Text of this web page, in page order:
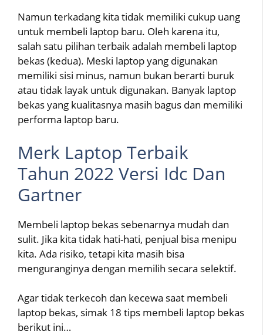
Namun terkadang kita tidak memiliki cukup uang
untuk membeli laptop baru. Oleh karena itu,
salah satu pilihan terbaik adalah membeli laptop
bekas (kedua). Meski laptop yang digunakan
memiliki sisi minus, namun bukan berarti buruk
atau tidak layak untuk digunakan. Banyak laptop
bekas yang kualitasnya masih bagus dan memiliki
performa laptop baru.
Merk Laptop Terbaik
Tahun 2022 Versi Idc Dan
Gartner
Membeli laptop bekas sebenarnya mudah dan
sulit. Jika kita tidak hati-hati, penjual bisa menipu
kita. Ada risiko, tetapi kita masih bisa
menguranginya dengan memilih secara selektif.
Agar tidak terkecoh dan kecewa saat membeli
laptop bekas, simak 18 tips membeli laptop bekas
berikut ini…